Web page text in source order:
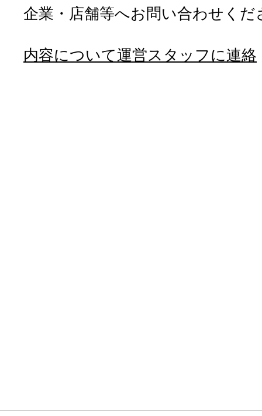
企業・店舗等へお問い合わせくだ
内容について運営スタッフに連絡